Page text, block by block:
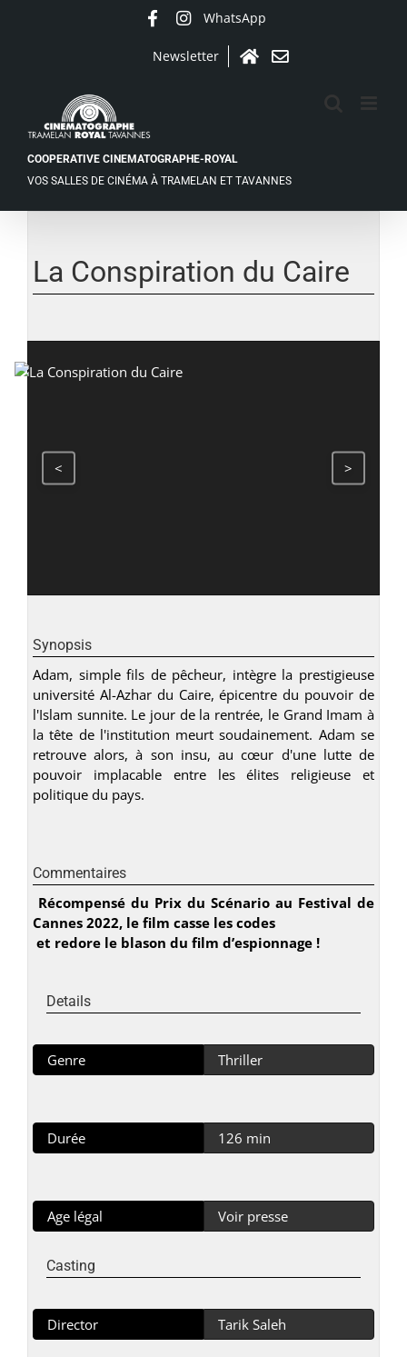
WhatsApp
Newsletter
AccueilContact
COOPERATIVE CINEMATOGRAPHE-ROYAL
VOS SALLES DE CINÉMA À TRAMELAN ET TAVANNES
agrandie
La Conspiration du Caire
< >
Synopsis
Adam, simple fils de pêcheur, intègre la prestigieuse
université Al-Azhar du Caire, épicentre du pouvoir de
l'Islam sunnite. Le jour de la rentrée, le Grand Imam à
la tête de l'institution meurt soudainement. Adam se
retrouve alors, à son insu, au cœur d'une lutte de
pouvoir implacable entre les élites religieuse et
politique du pays.
Commentaires
Récompensé du Prix du Scénario au Festival de
Cannes 2022, le film casse les codes
et redore le blason du film d’espionnage !
Details
Genre Thriller
Durée 126 min
Age légal Voir presse
Casting
Director Tarik Saleh